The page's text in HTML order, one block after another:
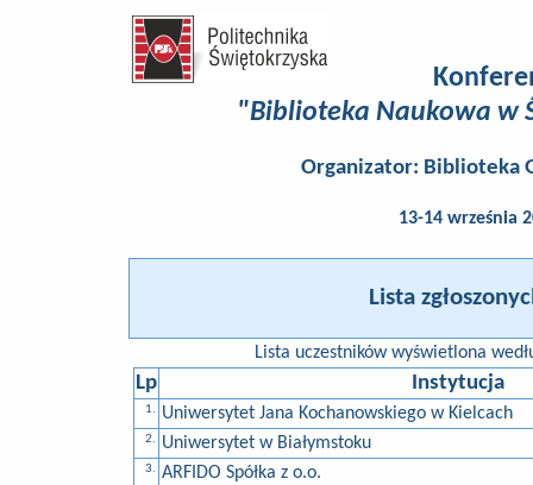
"Biblioteka Naukowa w
Organizator: Biblioteka
13-14 września
Lista
Lista uczestników wyświetlona
Lp Instytucja
1. Uniwersytet Jana Kochanowskiego w Kielcach
2. Uniwersytet w Białymstoku
3. ARFIDO Spółka z o.o.